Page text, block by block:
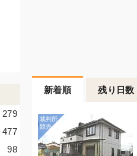
新着順 残り日数
279
477
98